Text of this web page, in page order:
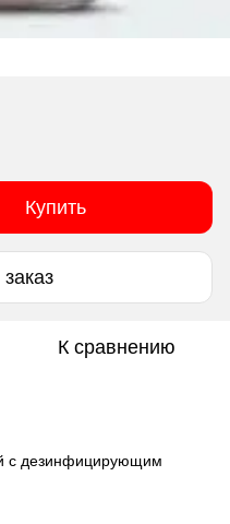
Купить
К сравнению
с дезинфицирующим